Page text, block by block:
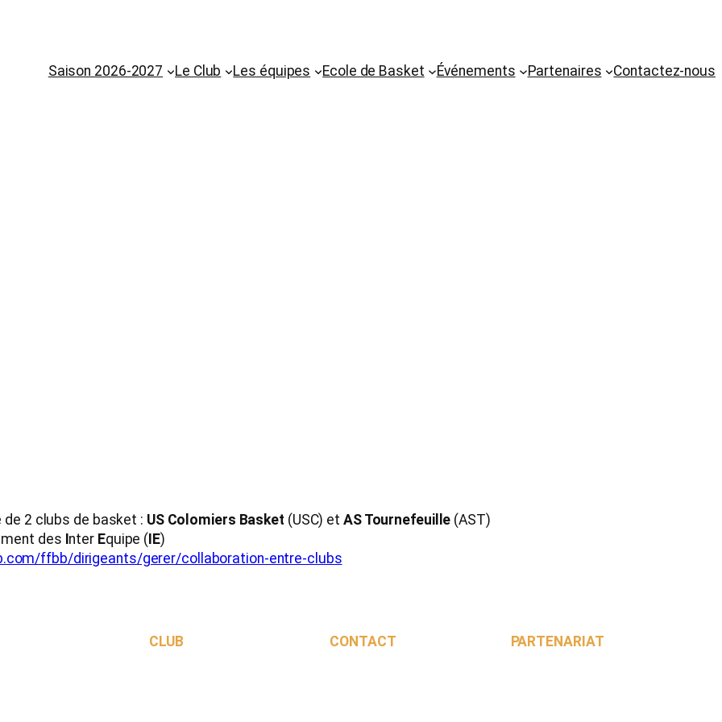
Saison 2026-2027
Le Club Les équipes Ecole de Basket Événements Partenaires Contactez-nous
2 clubs de basket : US Colomiers Basket (USC) et AS Tournefeuille (AST)
des Inter Equipe (IE)
ffbb/dirigeants/gerer/collaboration-entre-clubs
CLUB
CONTACT PARTENARIAT